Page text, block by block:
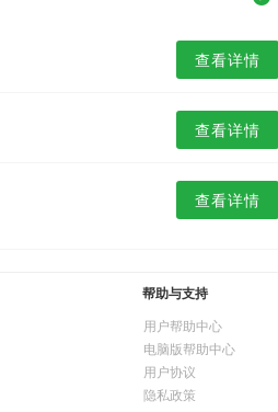
查看详情
查看详情
查看详情
帮助与支持
用户帮助中心
电脑版帮助中心
用户协议
隐私政策